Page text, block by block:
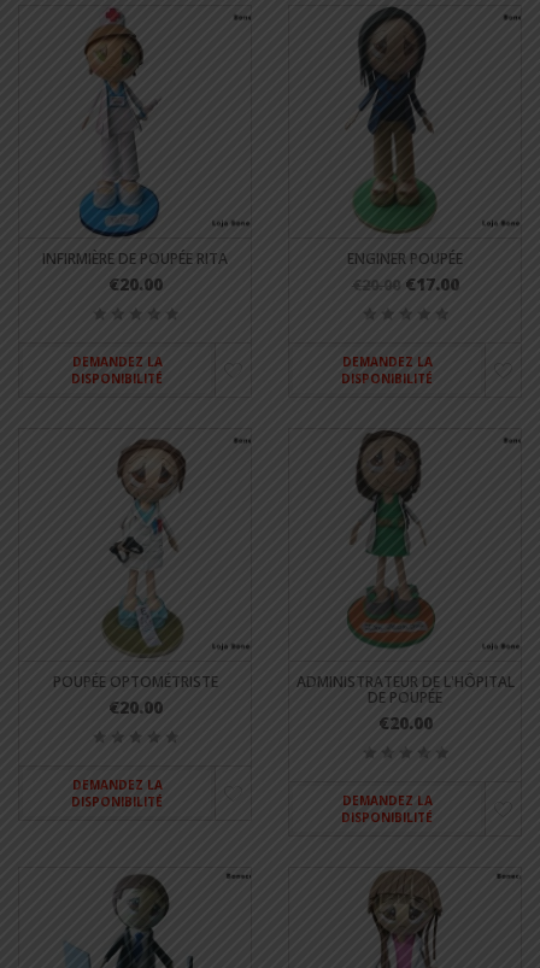
INFIRMIÈRE DE POUPÉE RITA
€20.00
DEMANDEZ LA
DISPONIBILITÉ
ENGINER POUPÉE
€20.00 €17.00
DEMANDEZ LA
DISPONIBILITÉ
POUPÉE OPTOMÉTRISTE
€20.00
DEMANDEZ LA
DISPONIBILITÉ
ADMINISTRATEUR DE L'HÔPITAL
DE POUPÉE
€20.00
DEMANDEZ LA
DISPONIBILITÉ